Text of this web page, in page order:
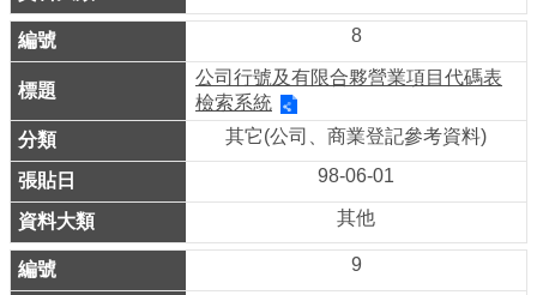
頁
常
見
問
答
雙
8
公司行號及有限合夥營業項目代碼表
檢索系統
其它(公司、商業登記參考資料)
98-06-01
其他
9